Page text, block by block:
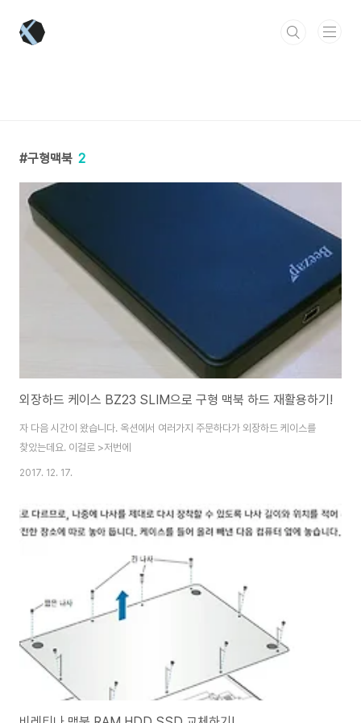
구형맥북 2
외장하드 케이스 BZ23 SLIM으로 구형 맥북 하드 재활용하기!
자 다음 시간이 왔습니다. 옥션에서 여러가지 주문하다가 외장하드 케이스를
찾았는데요. 이걸로 >저번에
2017. 12. 17.